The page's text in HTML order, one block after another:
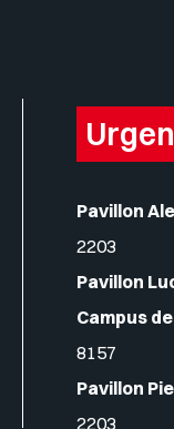
Pavillon
2203
Pavillon
Campus
8157
Pavillon
2203